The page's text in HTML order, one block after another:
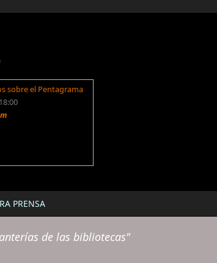
sobre el Pentagrama
PRENSA
de las bibliotecas"